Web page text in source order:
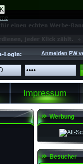
Anmelden PW
Impressum
Werbung
Besucher